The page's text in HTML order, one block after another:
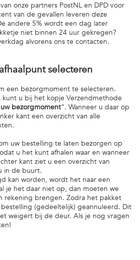
onze partners PostNL en DPD voor
van de gevallen leveren deze
andere 5% wordt een dag later
niet binnen 24 uur gekregen?
alvorens ons te contacten.
selecteren
een bezorgmoment te selecteren.
u bij het kopje Verzendmethode
bezorgmoment”. Wanneer u daar op
kant een overzicht van alle
uw bestelling te laten bezorgen op
u het kunt afhalen waar en wanneer
kant ziet u een overzicht van
in de buurt.
kan worden, wordt het naar een
je het daar niet op, dan moeten we
rekening brengen. Zodra het pakket
(gedeeltelijk) geannuleerd. Dit
weigert bij de deur. Als je nog vragen